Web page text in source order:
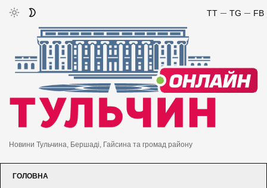
FB
TG
TT
Новини Тульчина, Бершаді, Гайсина та громад району
ГОЛОВНА